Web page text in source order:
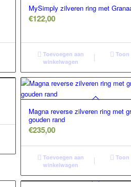
MySimply zilveren ring met
€122,00
Toevoegen aan
winkelwagen
Toon
Magna reverse zilveren ring met
gouden rand
€235,00
Toevoegen aan
winkelwagen
Toon